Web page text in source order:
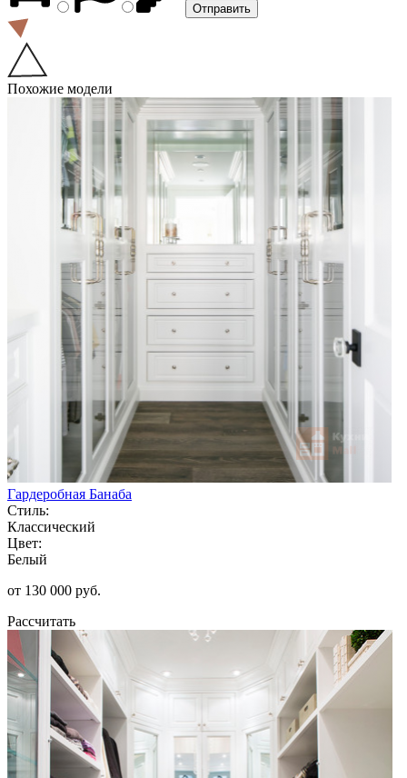
Похожие модели
Гардеробная Банаба
Стиль:
Классический
Цвет:
Белый
от 130 000 руб.
Рассчитать